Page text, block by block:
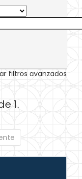
filtros avanzados
1.